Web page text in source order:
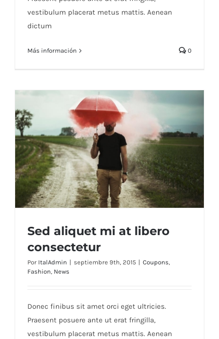
vestibulum placerat metus mattis. Aenean
dictum
Más información 0
Sed aliquet mi at libero
consectetur
Por ItalAdmin | septiembre 9th, 2015 | Coupons,
Fashion, News
Donec finibus sit amet orci eget ultricies.
Praesent posuere ante ut erat fringilla,
vestibulum placerat metus mattis. Aenean